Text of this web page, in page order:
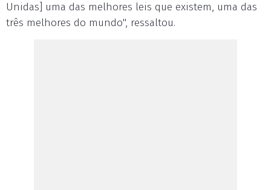
Unidas] uma das melhores leis que existem, uma das
três melhores do mundo", ressaltou.